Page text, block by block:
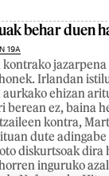
behar duen
19A
kontrako
Irlandan
ehizan
berean ez, baina
kontra,
dute
diskurtsoak dira
inguruko